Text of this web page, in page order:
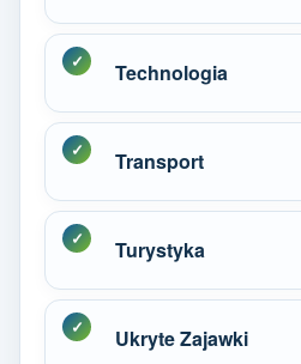
Technologia
Transport
Turystyka
Ukryte Zajawki